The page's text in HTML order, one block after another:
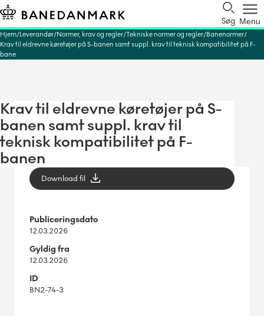
Søg Menu
Hjem Leverandør Normer, krav og regler Tekniske normer og regler Banenormer
Krav til eldrevne køretøjer på S-banen samt suppl. krav til teknisk kompatibilitet på F-
bane
Krav til eldrevne køretøjer på S-
banen samt suppl. krav til
teknisk kompatibilitet på F-
banen
Download fil
Publiceringsdato
12.03.2026
Gyldig fra
12.03.2026
ID
BN2-74-3